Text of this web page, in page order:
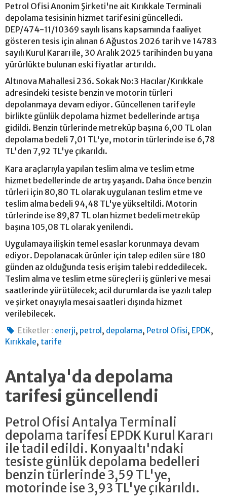
Petrol Ofisi Anonim Şirketi'ne ait Kırıkkale Terminali
depolama tesisinin hizmet tarifesini güncelledi.
DEP/474-11/10369 sayılı lisans kapsamında faaliyet
gösteren tesis için alınan 6 Ağustos 2026 tarih ve 14783
sayılı Kurul Kararı ile, 30 Aralık 2025 tarihinden bu yana
yürürlükte bulunan eski fiyatlar artırıldı.
Altınova Mahallesi 236. Sokak No:3 Hacılar/Kırıkkale
adresindeki tesiste benzin ve motorin türleri
depolanmaya devam ediyor. Güncellenen tarifeyle
birlikte günlük depolama hizmet bedellerinde artışa
gidildi. Benzin türlerinde metreküp başına 6,00 TL olan
depolama bedeli 7,01 TL'ye, motorin türlerinde ise 6,78
TL'den 7,92 TL'ye çıkarıldı.
Kara araçlarıyla yapılan teslim alma ve teslim etme
hizmet bedellerinde de artış yaşandı. Daha önce benzin
türleri için 80,80 TL olarak uygulanan teslim etme ve
teslim alma bedeli 94,48 TL'ye yükseltildi. Motorin
türlerinde ise 89,87 TL olan hizmet bedeli metreküp
başına 105,08 TL olarak yenilendi.
Uygulamaya ilişkin temel esaslar korunmaya devam
ediyor. Depolanacak ürünler için talep edilen süre 180
günden az olduğunda tesis erişim talebi reddedilecek.
Teslim alma ve teslim etme süreçleri iş günleri ve mesai
saatlerinde yürütülecek; acil durumlarda ise yazılı talep
ve şirket onayıyla mesai saatleri dışında hizmet
verilebilecek.
Etiketler : enerji, petrol , depolama, Petrol Ofisi, EPDK,
Kırıkkale, tarife
Antalya'da depolama
tarifesi güncellendi
Petrol Ofisi Antalya Terminali
depolama tarifesi EPDK Kurul Kararı
ile tadil edildi. Konyaaltı'ndaki
tesiste günlük depolama bedelleri
benzin türlerinde 3,59 TL'ye,
motorinde ise 3,93 TL'ye çıkarıldı.